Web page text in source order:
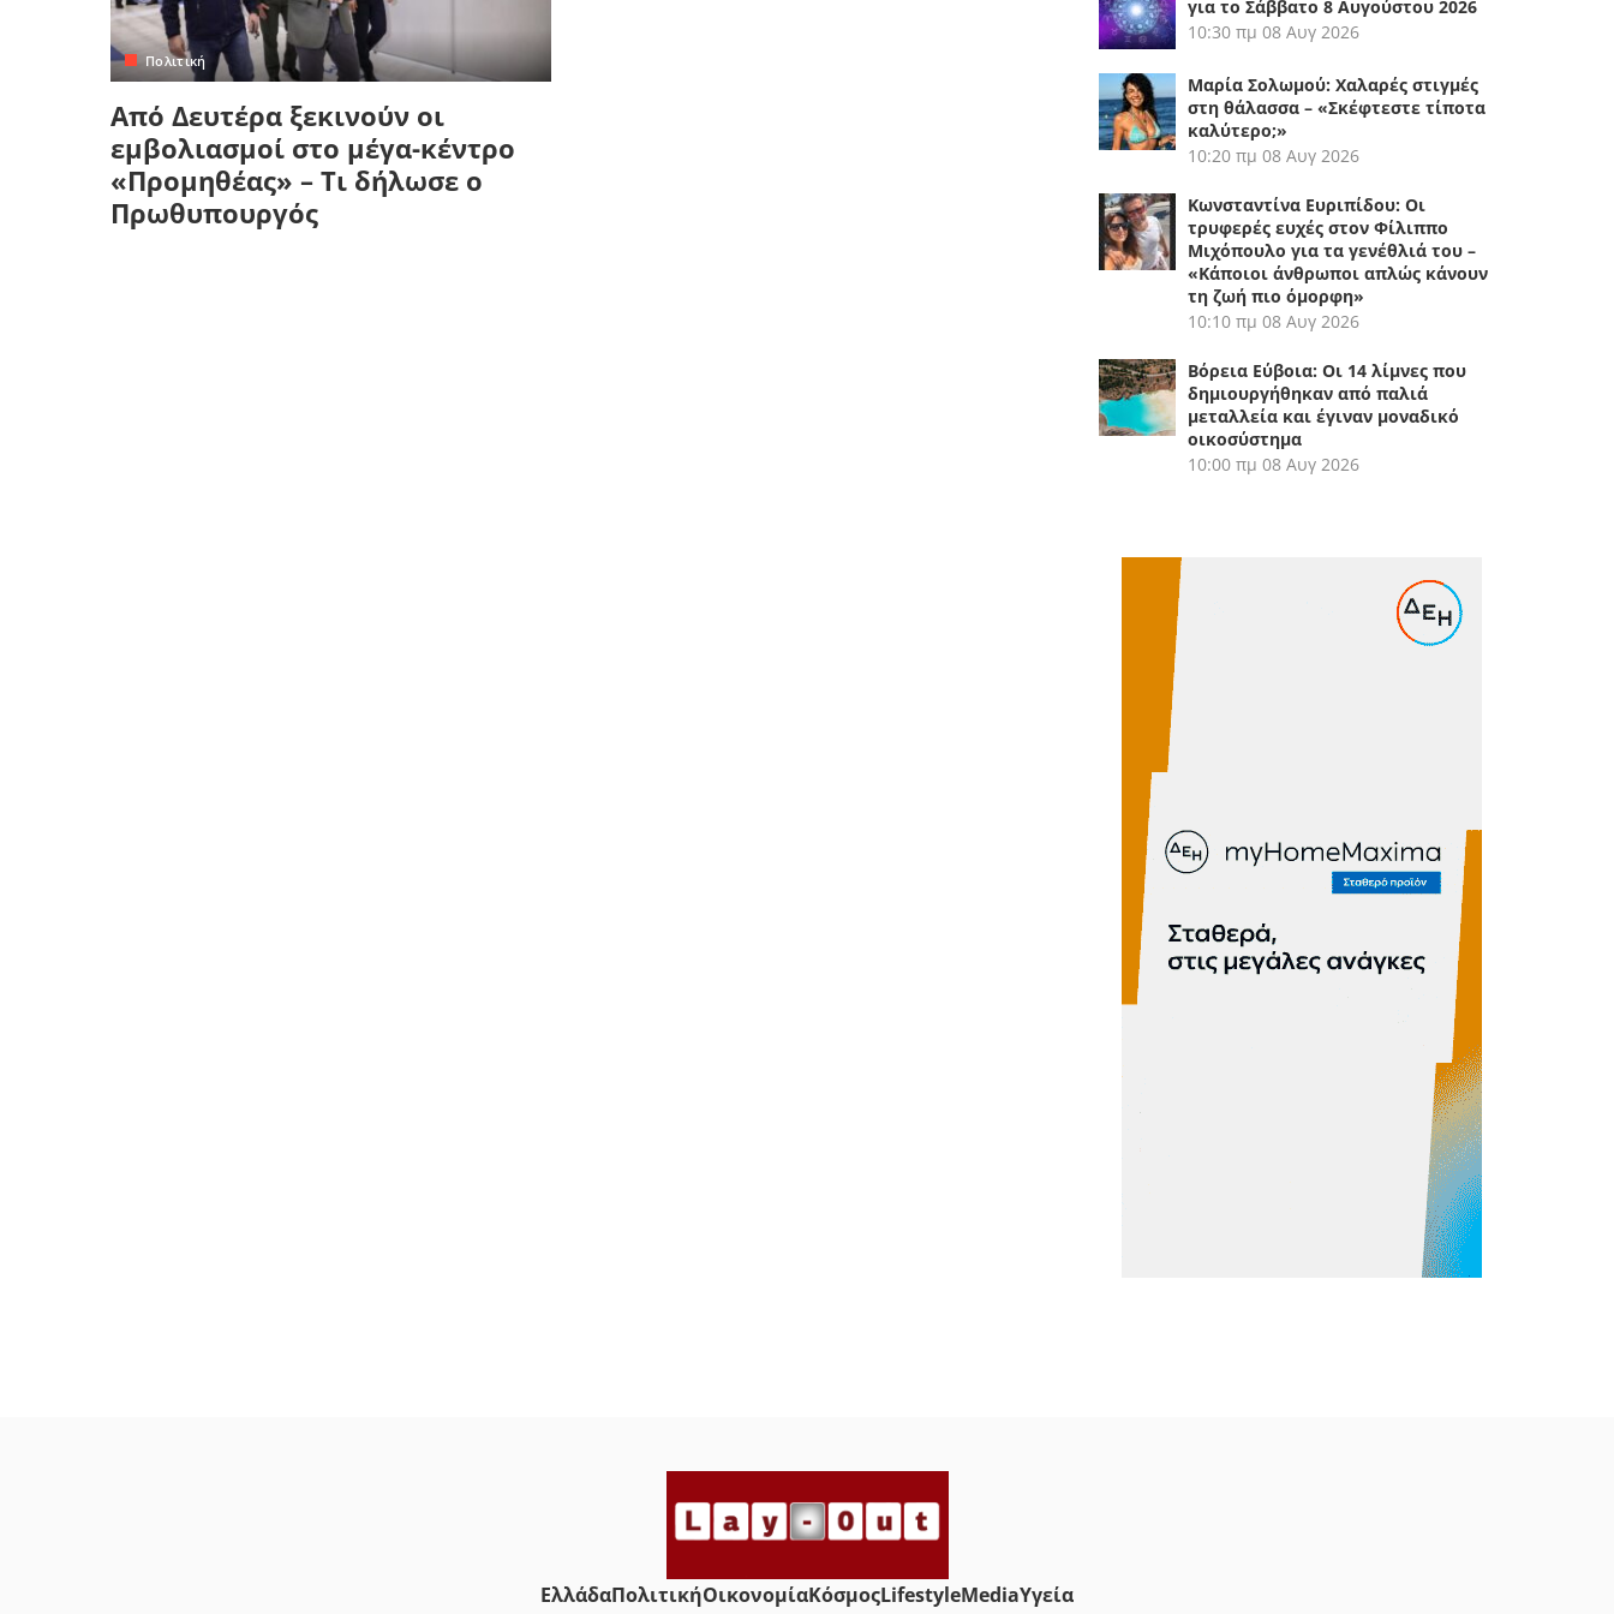
Κρήτη
Κυκλάδες
Πελοπόννησος
Πολιτική
Από Δευτέρα ξεκινούν οι
εμβολιασμοί στο μέγα-κέντρο
«Προμηθέας» – Τι δήλωσε ο
Πρωθυπουργός
για το Σάββατο 8 Αυγούστου 2026
10:30 πμ 08 Αυγ 2026
Μαρία Σολωμού: Χαλαρές στιγμές
στη θάλασσα – «Σκέφτεστε τίποτα
καλύτερο;»
10:20 πμ 08 Αυγ 2026
Κωνσταντίνα Ευριπίδου: Οι
τρυφερές ευχές στον Φίλιππο
Μιχόπουλο για τα γενέθλιά του –
«Κάποιοι άνθρωποι απλώς κάνουν
τη ζωή πιο όμορφη»
10:10 πμ 08 Αυγ 2026
Βόρεια Εύβοια: Οι 14 λίμνες που
δημιουργήθηκαν από παλιά
μεταλλεία και έγιναν μοναδικό
οικοσύστημα
10:00 πμ 08 Αυγ 2026
ΕλλάδαΠολιτικήΟικονομίαΚόσμοςLifestyleMediaYγεία